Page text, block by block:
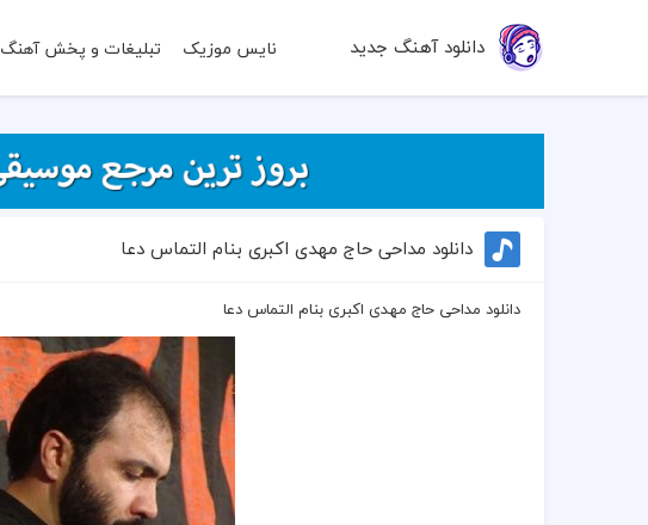
دانلود آهنگ جدید نایس موزیک تبلیغات و پخش آهنگ
دانلود مداحی حاج مهدی اکبری بنام التماس دعا
دانلود مداحی حاج مهدی اکبری بنام التماس دعا